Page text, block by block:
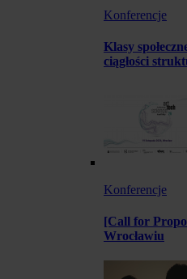
Konferencje
Klasy
ciągłości
Konferencje
[Call for
Wrocławiu